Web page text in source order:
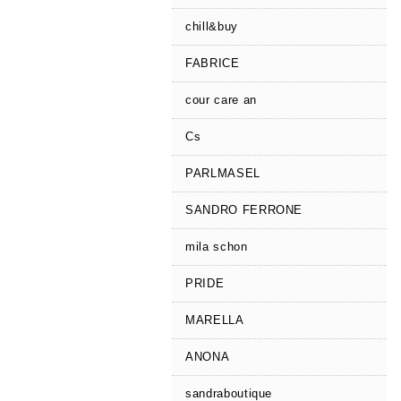
chill&buy
FABRICE
cour care an
Cs
PARLMASEL
SANDRO FERRONE
mila schon
PRIDE
MARELLA
ANONA
sandraboutique